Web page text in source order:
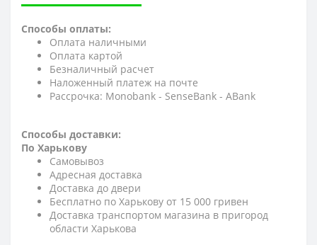
Способы оплаты:
Оплата наличными
Оплата картой
Безналичный расчет
Наложенный платеж на почте
Рассрочка: Monobank - SenseBank - АBank
Способы доставки:
По Харькову
Самовывоз
Адресная доставка
Доставка до двери
Бесплатно по Харькову от 15 000 гривен
Доставка транспортом магазина в пригород
области Харькова